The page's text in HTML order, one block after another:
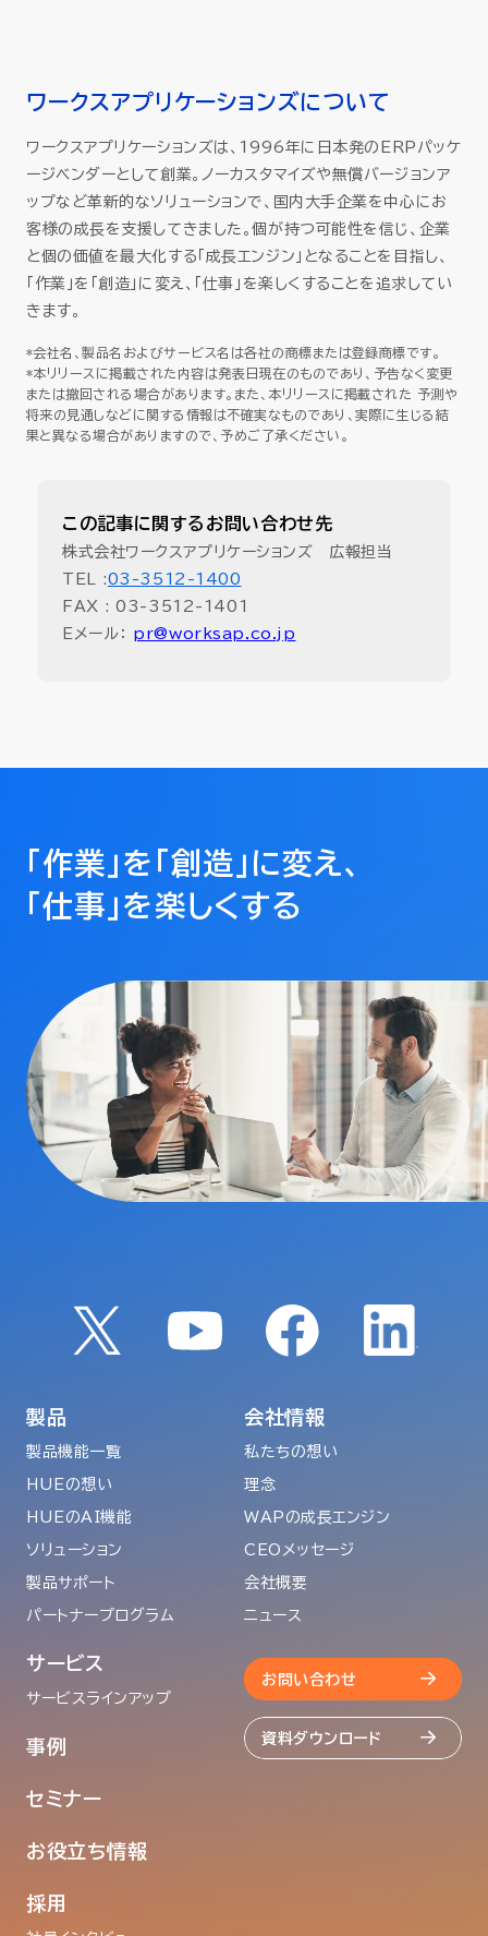
ワークスアプリケーションズについて
ワークスアプリケーションズは、1996年に日本発のERPパッケ
ージベンダーとして創業。ノーカスタマイズや無償バージョンア
ップなど革新的なソリューションで、国内大手企業を中心にお
客様の成長を支援してきました。個が持つ可能性を信じ、企業
と個の価値を最大化する「成長エンジン」となることを目指し、
「作業」を「創造」に変え、「仕事」を楽しくすることを追求してい
きます。
*会社名、製品名およびサービス名は各社の商標または登録商標です。
*本リリースに掲載された内容は発表日現在のものであり、予告なく変更
または撤回される場合があります。また、本リリースに掲載された 予測や
将来の見通しなどに関する情報は不確実なものであり、実際に生じる結
果と異なる場合がありますので、予めご了承ください。
この記事に関するお問い合わせ先
株式会社ワークスアプリケーションズ 広報担当
TEL :03-3512-1400
FAX : 03-3512-1401
Eメール： pr@worksap.co.jp
「作業」を「創造」に変え、
「仕事」を楽しくする
製品
製品機能一覧
HUEの想い
HUEのAI機能
ソリューション
製品サポート
パートナープログラム
サービス
サービスラインアップ
事例
セミナー
お役立ち情報
採用
会社情報
私たちの想い
理念
WAPの成長エンジン
CEOメッセージ
会社概要
ニュース
お問い合わせ
資料ダウンロード